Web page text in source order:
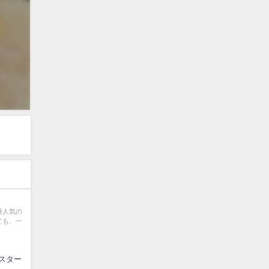
人気の
も、一
ター